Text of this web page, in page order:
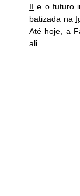
II e o futuro
batizada na
Até hoje, a
ali.